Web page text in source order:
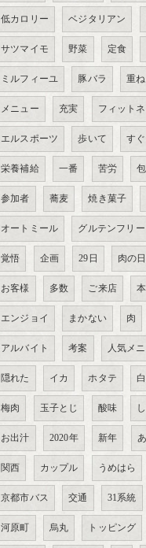
低カロリー ベジタリアン
サツマイモ 野菜 定食
ミルフィーユ 豚バラ 重ね
メニュー 充実 フィット
エルスポーツ 歩いて すぐ
栄養補給 一番 苦労
参加者 蕎麦 焼き菓子
オートミール グルテンフリー
覚悟 企画 29日 肉の日
お客様 多数 ご来店
エンジョイ まかない 肉
アルバイト 考案 人気メ
隠れた イカ ホタテ
梅肉 玉子とじ 酸味
お出汁 2020年 新年
関西 カップル うめはら
京都市バス 交通 31系統
河原町 烏丸 トッピング